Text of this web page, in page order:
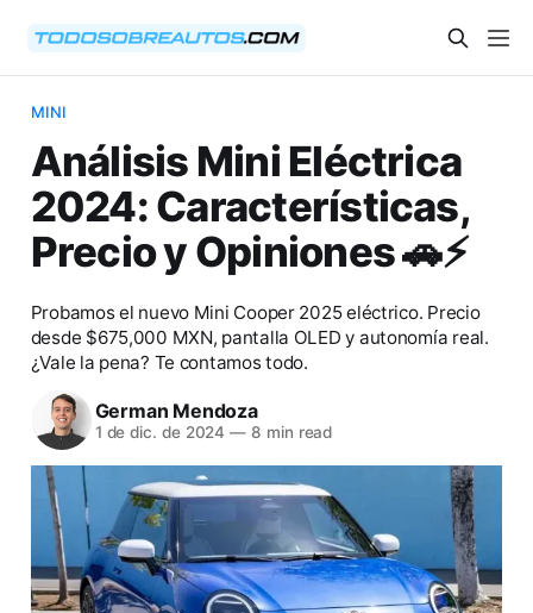
MINI
Análisis Mini Eléctrica
2024: Características,
Precio y Opiniones 🚗⚡️
Probamos el nuevo Mini Cooper 2025 eléctrico. Precio
desde $675,000 MXN, pantalla OLED y autonomía real.
¿Vale la pena? Te contamos todo.
German Mendoza
1 de dic. de 2024 — 8 min read